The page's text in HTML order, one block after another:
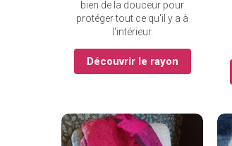
bien de la douceur pour
protéger tout ce qu'il y a à
l'intérieur.
Découvrir le rayon